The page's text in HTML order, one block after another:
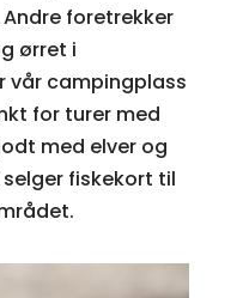
foretrekker
ørret i
vår campingplass
for turer med
med elver og
fiskekort til